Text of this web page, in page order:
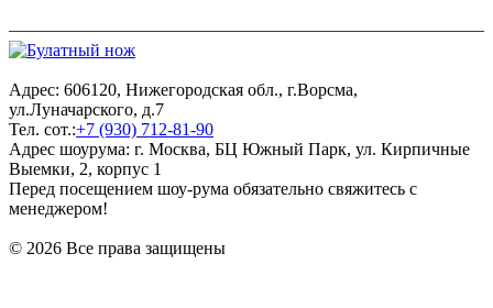
Адрес: 606120, Нижегородская обл., г.Ворсма,
ул.Луначарского, д.7
Тел. сот.:+7 (930) 712-81-90
Адрес шоурума: г. Москва, БЦ Южный Парк, ул. Кирпичные
Выемки, 2, корпус 1
Перед посещением шоу-рума обязательно свяжитесь с
менеджером!
© 2026 Все права защищены